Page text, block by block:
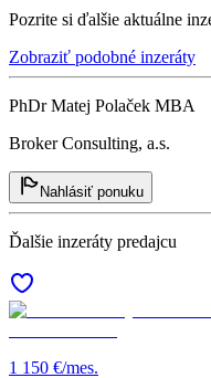
Pozrite si ďalšie aktuálne
Zobraziť podobné inzeráty
PhDr Matej Polaček MBA
Broker Consulting, a.s.
Nahlásiť ponuku
Ďalšie inzeráty predajcu
1 150 €/mes.